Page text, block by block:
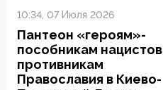
10:34, 07 Июля 2026
Пантеон «героям»-
пособникам
противникам
Православия в Киево-